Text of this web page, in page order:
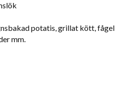
potatis, grillat kött, fågel
mm.